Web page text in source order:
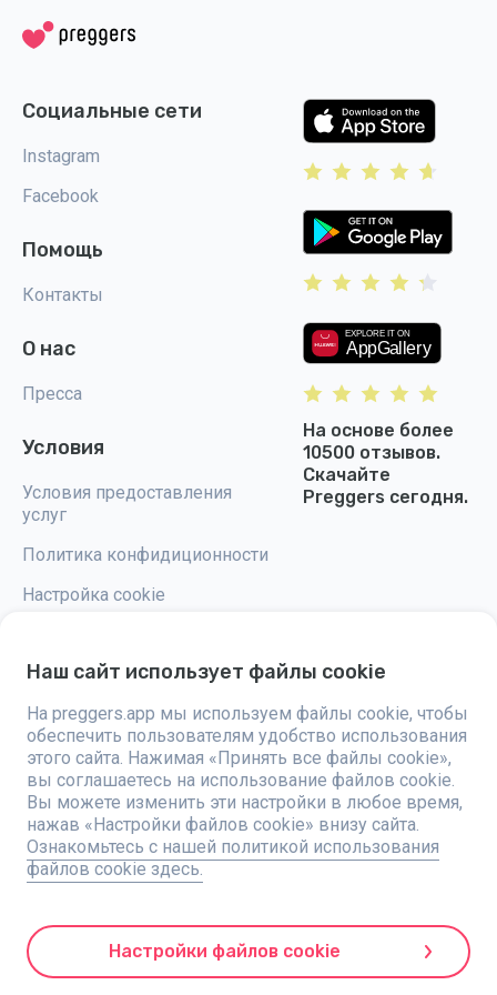
Социальные сети
Instagram
Facebook
Помощь
Контакты
О нас
Пресса
Условия
Условия предоставления
услуг
Политика конфидиционности
Настройка cookie
На основе более
10500 отзывов.
Скачайте
Preggers сегодня.
Preggers — это приложение, разработанное шведской компанией
Stroller AB в 2017 году, направленное на упрощение родительства для
будущих и новоиспеченных родителей по всему миру. Благодаря
разнообразной команде и сотрудничеству с экспертами, были
разработаны удобные в использовании приложения, которыми
пользуются более двух миллионов человек. Preggers предлагает
уникальный 3D-опыт, предоставляя персонализированные
обновления, советы и инструменты для каждого этапа беременности.
Приложение также поддерживает новоиспеченных родителей
практическими советами по уходу за новорожденными.
Придерживаясь инклюзивности, Preggers поддерживает различные
Компания Stroller AB стремится к инновациям и расширяет свои
предложения для удовлетворения растущих потребностей родителей.
Preggers является зарегистрированной торговой маркой Stroller AB с
Наш сайт использует файлы cookie
На preggers.app мы используем файлы cookie, чтобы
обеспечить пользователям удобство использования
этого сайта. Нажимая «Принять все файлы cookie»,
вы соглашаетесь на использование файлов cookie.
Вы можете изменить эти настройки в любое время,
нажав «Настройки файлов cookie» внизу сайта.
Ознакомьтесь с нашей политикой использования
файлов cookie здесь.
Настройки файлов cookie